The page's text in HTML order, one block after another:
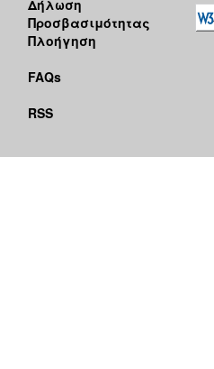
Δήλωση
Προσβασιμότητας
Πλοήγηση
FAQs
RSS